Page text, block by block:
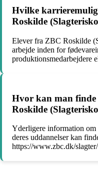
Hvilke
Roskilde
Elever fra ZBC Roskilde
arbejde inden for
produktionsmedarbejdere
Hvor kan man
Roskilde
Yderligere information
deres uddannelser kan
https://www.zbc.dk/